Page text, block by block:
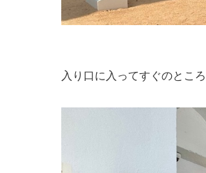
入り口に入ってすぐのとこ